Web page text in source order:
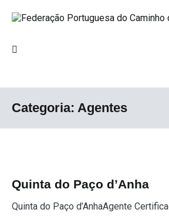
para
Santiago
Categoria: Agentes
Quinta do Paço d’Anha
Quinta do Paço d’AnhaAgente